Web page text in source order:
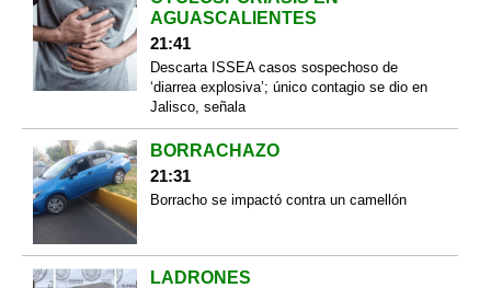
AGUASCALIENTES
21:41
Descarta ISSEA casos sospechoso de
‘diarrea explosiva’; único contagio se dio en
Jalisco, señala
BORRACHAZO
21:31
Borracho se impactó contra un camellón
LADRONES